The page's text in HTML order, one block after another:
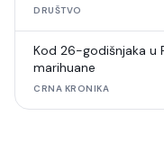
DRUŠTVO
Kod 26-godišnjaka u
marihuane
CRNA KRONIKA